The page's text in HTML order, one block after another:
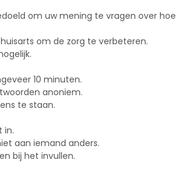
om uw mening te vragen over hoe
om de zorg te verbeteren.
10 minuten.
anoniem.
te staan.
in.
aan iemand anders.
bij het invullen.